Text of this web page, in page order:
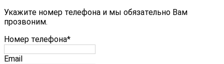
Укажите номер телефона и мы обязательно Вам
прозвоним.
Номер телефона*
Email